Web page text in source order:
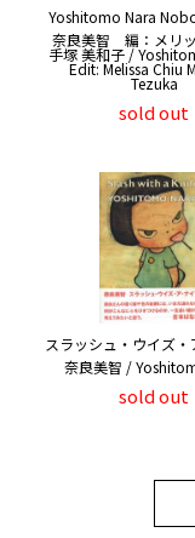
Yoshitomo Nara
奈良美智 編：メリ
手塚 美和子 /
Edit: Melissa Chiu
Tezuka
sold out
スラッシュ・ウイズ・
奈良美智 /
sold out